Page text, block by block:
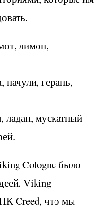
лимон,
пачули, герань,
ладан, мускатный
Cologne было
Viking
Creed, что мы